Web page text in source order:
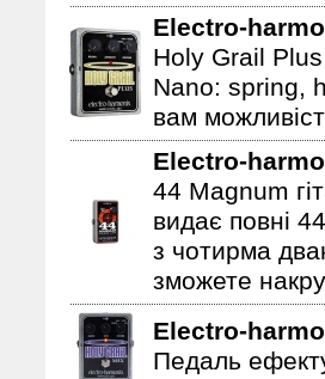
Electro-
Holy Grail Plus
Nano: spring,
вам
Electro-
44 Magnum
видає повні
з чотирма
зможете
Electro-
Педаль